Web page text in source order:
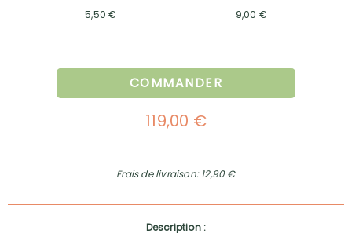
5,50 €
9,00 €
COMMANDER
119,00 €
Frais de livraison: 12,90 €
Description :